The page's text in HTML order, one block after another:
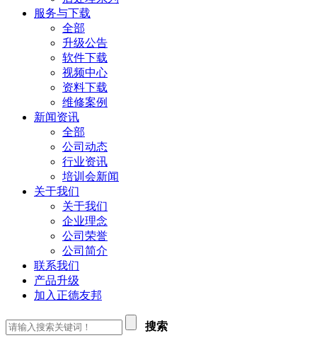
服务与下载
全部
升级公告
软件下载
视频中心
资料下载
维修案例
新闻资讯
全部
公司动态
行业资讯
培训会新闻
关于我们
关于我们
企业理念
公司荣誉
公司简介
联系我们
产品升级
加入正德友邦
搜索